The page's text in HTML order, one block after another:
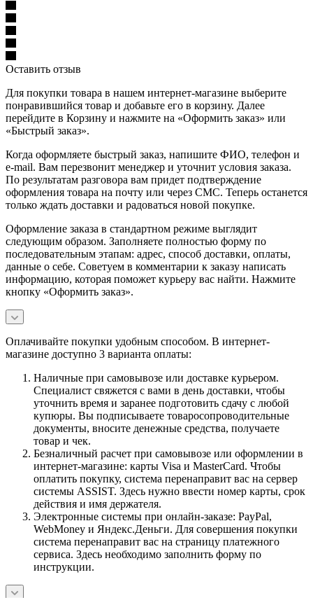
Оставить отзыв
Для покупки товара в нашем интернет-магазине выберите
понравившийся товар и добавьте его в корзину. Далее
перейдите в Корзину и нажмите на «Оформить заказ» или
«Быстрый заказ».
Когда оформляете быстрый заказ, напишите ФИО, телефон и
e-mail. Вам перезвонит менеджер и уточнит условия заказа.
По результатам разговора вам придет подтверждение
оформления товара на почту или через СМС. Теперь останется
только ждать доставки и радоваться новой покупке.
Оформление заказа в стандартном режиме выглядит
следующим образом. Заполняете полностью форму по
последовательным этапам: адрес, способ доставки, оплаты,
данные о себе. Советуем в комментарии к заказу написать
информацию, которая поможет курьеру вас найти. Нажмите
кнопку «Оформить заказ».
Оплачивайте покупки удобным способом. В интернет-
магазине доступно 3 варианта оплаты:
Наличные при самовывозе или доставке курьером.
Специалист свяжется с вами в день доставки, чтобы
уточнить время и заранее подготовить сдачу с любой
купюры. Вы подписываете товаросопроводительные
документы, вносите денежные средства, получаете
товар и чек.
Безналичный расчет при самовывозе или оформлении в
интернет-магазине: карты Visa и MasterCard. Чтобы
оплатить покупку, система перенаправит вас на сервер
системы ASSIST. Здесь нужно ввести номер карты, срок
действия и имя держателя.
Электронные системы при онлайн-заказе: PayPal,
WebMoney и Яндекс.Деньги. Для совершения покупки
система перенаправит вас на страницу платежного
сервиса. Здесь необходимо заполнить форму по
инструкции.